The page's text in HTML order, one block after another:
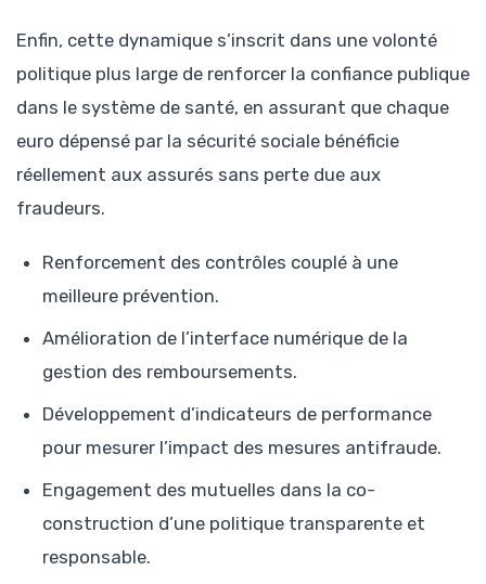
Enfin, cette dynamique s’inscrit dans une volonté
politique plus large de renforcer la confiance publique
dans le système de santé, en assurant que chaque
euro dépensé par la sécurité sociale bénéficie
réellement aux assurés sans perte due aux
fraudeurs.
Renforcement des contrôles couplé à une
meilleure prévention.
Amélioration de l’interface numérique de la
gestion des remboursements.
Développement d’indicateurs de performance
pour mesurer l’impact des mesures antifraude.
Engagement des mutuelles dans la co-
construction d’une politique transparente et
responsable.